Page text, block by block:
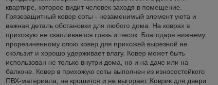
квартире, которое видит человек заходя в помещение.
Грязезащитный ковер соты - незаменимый элемент уюта и
важная деталь обстановки для любого дома. На коврах в
прихожую не скапливается грязь и песок. Благодаря нижнему
прорезиненному слою ковер для прихожей вырезной не
скользит и хорошо удерживает влагу. Ковер может быть
использован не только внутри дома, но и на даче или на
балконе. Ковер в прихожую соты выполнен из износостойкого
ПВХ-материала, не крошится и не выгорает. Коврик для двери